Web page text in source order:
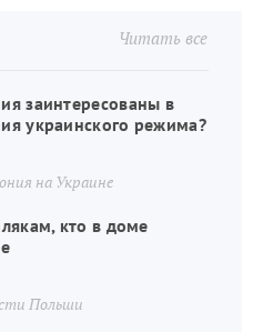
Читать все
заинтересованы в
украинского режима?
на Украине
кто в доме
Польши